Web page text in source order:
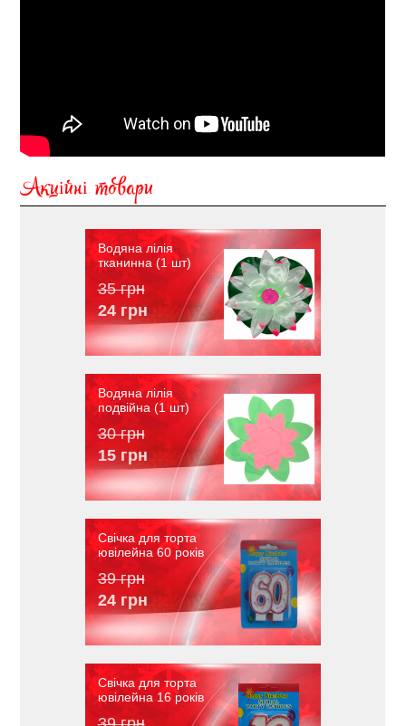
Акційні товари
Водяна лілія
тканинна (1 шт)
35 грн
24 грн
Водяна лілія
подвійна (1 шт)
30 грн
15 грн
Свічка для торта
ювілейна 60 років
39 грн
24 грн
Свічка для торта
ювілейна 16 років